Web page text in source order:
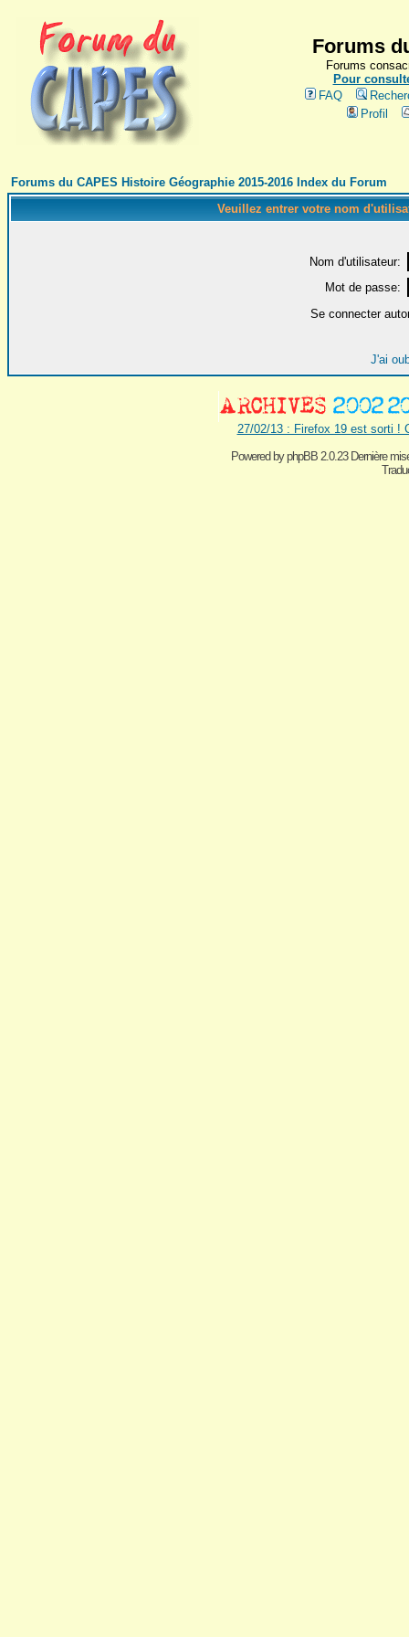
Forums
Forums
Pour
FAQ
Profil
Forums du CAPES Histoire Géographie 2015-2016 Index du Forum
Veuillez entrer votre nom
Nom d'utilisateur:
Mot de passe:
Se connecter
J'ai
27/02/13 : Firefox 19 est sorti !
Powered byphpBB 2.0.23 Dernière